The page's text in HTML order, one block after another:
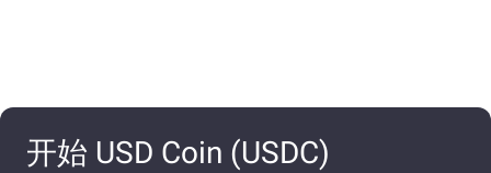
开始 USD Coin (USDC)